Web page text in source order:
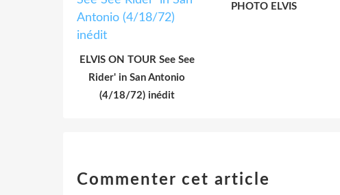
ELVIS ON TOUR See See
Rider' in San Antonio
(4/18/72) inédit
PHOTO ELVIS
Commenter cet article